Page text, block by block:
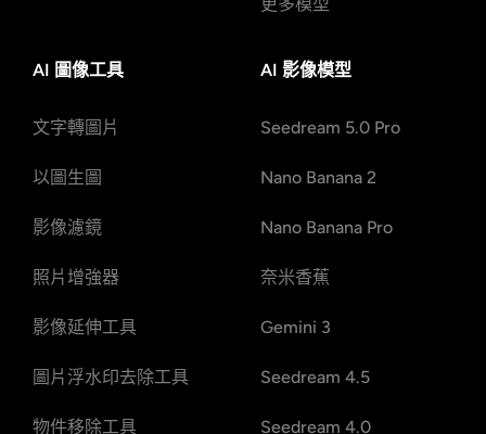
更多模型
AI 圖像工具
文字轉圖片
以圖生圖
影像濾鏡
照片增強器
影像延伸工具
圖片浮水印去除工具
物件移除工具
AI 影像模型
Seedream 5.0 Pro
Nano Banana 2
Nano Banana Pro
奈米香蕉
Gemini 3
Seedream 4.5
Seedream 4.0